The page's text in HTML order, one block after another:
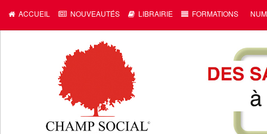
ACCUEIL NOUVEAUTÉS LIBRAIRIE FORMATIONS